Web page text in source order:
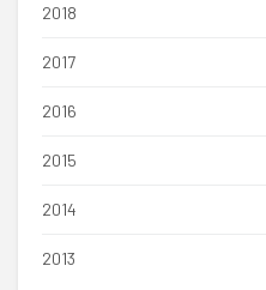
2018
2017
2016
2015
2014
2013